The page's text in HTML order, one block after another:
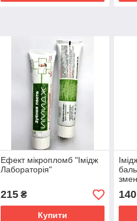
Ефект мікропломб "Імідж
Лабораторія"
215₴
Купити
140